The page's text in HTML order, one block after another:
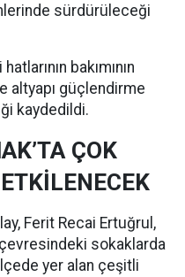
sürdürüleceği
bakımının
altyapı güçlendirme
kaydedildi.
ÇOK
Ferit Recai Ertuğrul,
sokaklarda
yer alan çeşitli